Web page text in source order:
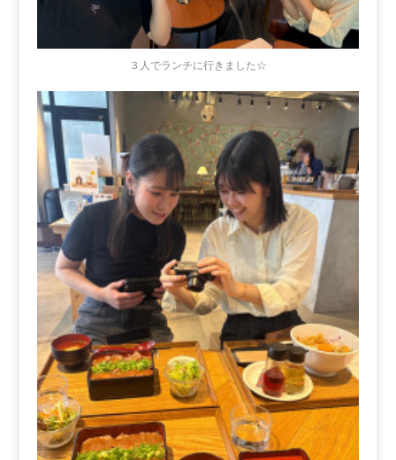
３人でランチに行きました☆